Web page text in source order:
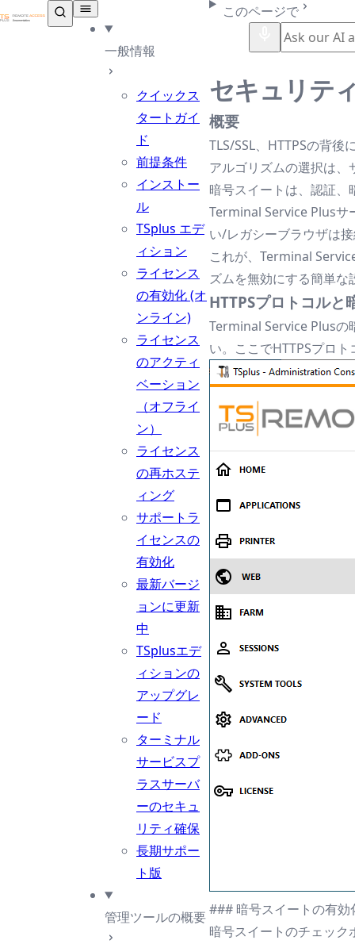
TSplus ドキュメンテーション ®
一般情報
クイックス
タートガイ
ド
前提条件
インストー
ル
TSplus エデ
ィション
ライセンス
の有効化 (オ
ンライン)
ライセンス
のアクティ
ベーション
（オフライ
ン）
ライセンス
の再ホステ
ィング
サポートラ
イセンスの
有効化
最新バージ
ョンに更新
中
TSplusエデ
ィションの
アップグレ
ード
ターミナル
サービスプ
ラスサーバ
ーのセキュ
リティ確保
長期サポー
ト版
管理ツールの概要
このページで
セキュリテ
概要
TLS/SSL、HTTPSの背
アルゴリズムの選択は
暗号スイートは、認証
Terminal Service Plusサ
い/レガシーブラウザは
これが、Terminal
ズムを無効にする簡単
HTTPSプロトコルと
Terminal Service Plusの
い。ここでHTTPSプロ
### 暗号スイートの有効
暗号スイートのチェッ